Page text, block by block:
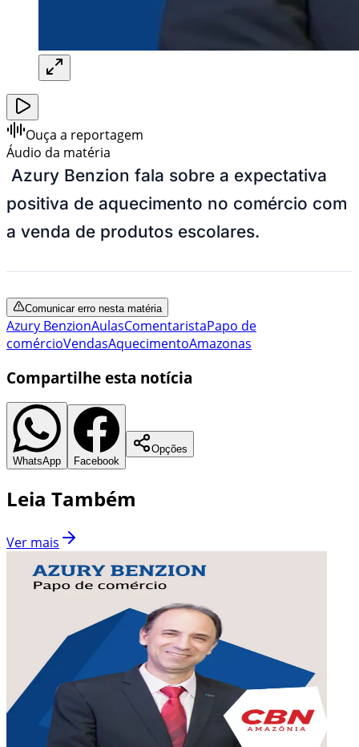
Ouça a reportagem
Áudio da matéria
Azury Benzion fala sobre a expectativa
positiva de aquecimento no comércio com
a venda de produtos escolares.
Comunicar erro nesta matéria
Azury BenzionAulasComentaristaPapo de
comércioVendasAquecimentoAmazonas
Compartilhe esta notícia
WhatsApp Facebook
Opções
Leia Também
Ver mais